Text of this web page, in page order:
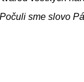
Počuli sme slovo